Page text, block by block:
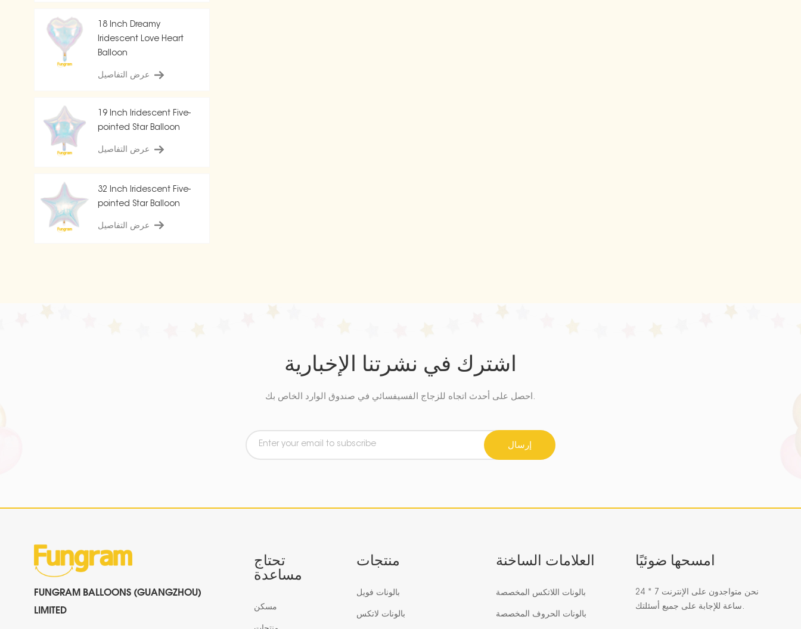
18 Inch Dreamy
Iridescent Love Heart
Balloon
عرض التفاصيل
19 Inch Iridescent Five-
pointed Star Balloon
عرض التفاصيل
32 Inch Iridescent Five-
pointed Star Balloon
عرض التفاصيل
اشترك في نشرتنا الإخبارية
احصل على أحدث اتجاه للزجاج الفسيفسائي في صندوق الوارد الخاص بك.
إرسال
FUNGRAM BALLOONS (GUANGZHOU)
LIMITED
تحتاج
مساعدة
مسكن
منتجات
بالونات فويل
بالونات لاتكس
العلامات الساخنة
بالونات اللاتكس المخصصة
بالونات الحروف المخصصة
امسحها ضوئيًا
نحن متواجدون على الإنترنت 7 * 24
ساعة للإجابة على جميع أسئلتك.